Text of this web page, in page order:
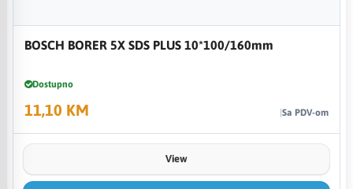
BOSCH BORER 5X SDS PLUS 10*100/160mm
Dostupno
11,10 KM Sa PDV-om
View